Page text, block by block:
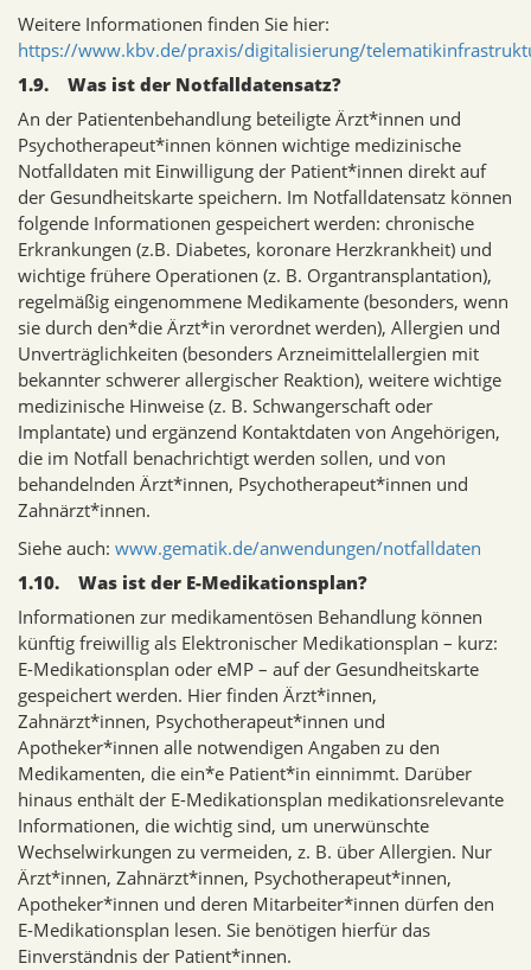
Weitere Informationen finden Sie hier:
https://www.kbv.de/praxis/digitalisierung/
1.9. Was ist der Notfalldatensatz?
An der Patientenbehandlung beteiligte Ärzt*innen und
Psychotherapeut*innen können wichtige medizinische
Notfalldaten mit Einwilligung der Patient*innen direkt auf
der Gesundheitskarte speichern. Im Notfalldatensatz können
folgende Informationen gespeichert werden: chronische
Erkrankungen (z.B. Diabetes, koronare Herzkrankheit) und
wichtige frühere Operationen (z. B. Organtransplantation),
regelmäßig eingenommene Medikamente (besonders, wenn
sie durch den*die Ärzt*in verordnet werden), Allergien und
Unverträglichkeiten (besonders Arzneimittelallergien mit
bekannter schwerer allergischer Reaktion), weitere wichtige
medizinische Hinweise (z. B. Schwangerschaft oder
Implantate) und ergänzend Kontaktdaten von Angehörigen,
die im Notfall benachrichtigt werden sollen, und von
behandelnden Ärzt*innen, Psychotherapeut*innen und
Zahnärzt*innen.
Siehe auch: www.gematik.de/anwendungen/notfalldaten
1.10. Was ist der E-Medikationsplan?
Informationen zur medikamentösen Behandlung können
künftig freiwillig als Elektronischer Medikationsplan – kurz:
E-Medikationsplan oder eMP – auf der Gesundheitskarte
gespeichert werden. Hier finden Ärzt*innen,
Zahnärzt*innen, Psychotherapeut*innen und
Apotheker*innen alle notwendigen Angaben zu den
Medikamenten, die ein*e Patient*in einnimmt. Darüber
hinaus enthält der E-Medikationsplan medikationsrelevante
Informationen, die wichtig sind, um unerwünschte
Wechselwirkungen zu vermeiden, z. B. über Allergien. Nur
Ärzt*innen, Zahnärzt*innen, Psychotherapeut*innen,
Apotheker*innen und deren Mitarbeiter*innen dürfen den
E-Medikationsplan lesen. Sie benötigen hierfür das
Einverständnis der Patient*innen.